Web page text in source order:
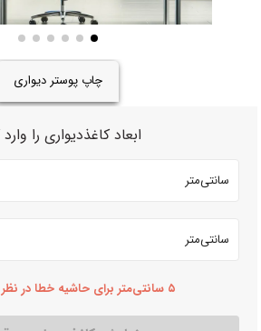
چاپ پوستر دیواری
ابعاد کاغذدیواری را
سانتی‌متر
سانتی‌متر
۵ سانتی‌متر برای حاشیه خطا در نظر بگیرید.